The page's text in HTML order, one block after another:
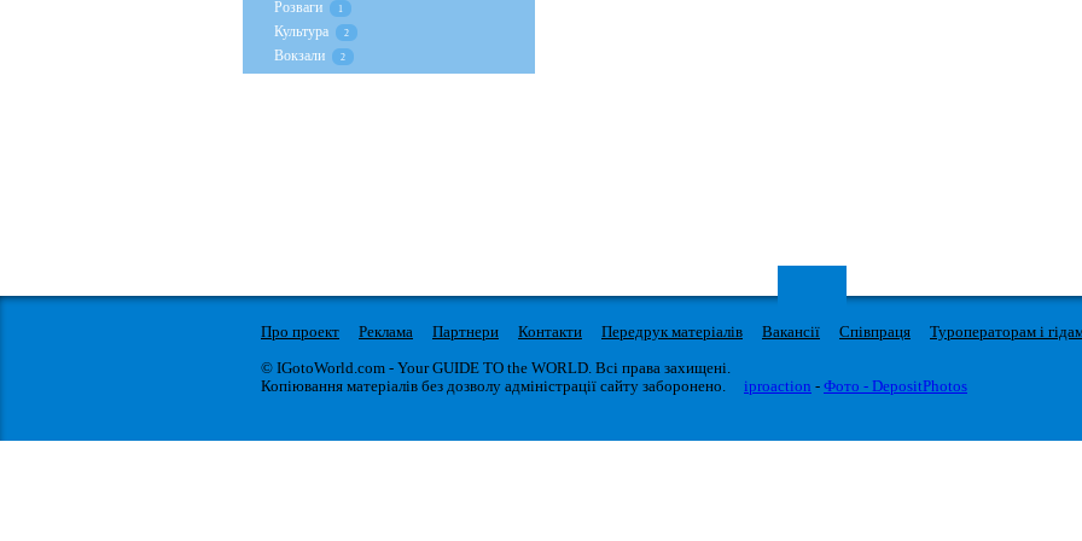
Розваги 1
Культура 2
Вокзали 2
Про проект Реклама Партнери Контакти Передрук матеріалів Вакансії Співпраця Туроператорам і
© IGotoWorld.com - Your GUIDE TO the WORLD. Всі права захищені.
Копіювання матеріалів без дозволу адміністрації сайту заборонено.
iproaction - Фото - DepositPhotos